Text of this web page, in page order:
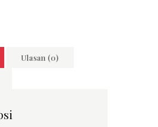
Ulasan (0)